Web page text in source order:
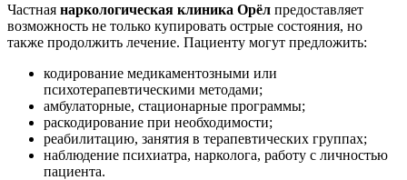
Частная наркологическая клиника Орёл предоставляет
возможность не только купировать острые состояния, но
также продолжить лечение. Пациенту могут предложить:
кодирование медикаментозными или
психотерапевтическими методами;
амбулаторные, стационарные программы;
раскодирование при необходимости;
реабилитацию, занятия в терапевтических группах;
наблюдение психиатра, нарколога, работу с личностью
пациента.